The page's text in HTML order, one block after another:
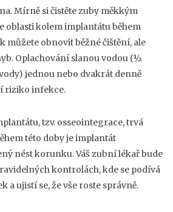
Mírně si čistěte zuby měkkým
oblasti kolem implantátu během
můžete obnovit běžné čištění, ale
Oplachování slanou vodou (½
jednou nebo dvakrát denně
riziko infekce.
tzv. osseointegrace, trvá
této doby je implantát
nést korunku. Váš zubní lékař bude
kontrolách, kde se podívá
a ujistí se, že vše roste správně.